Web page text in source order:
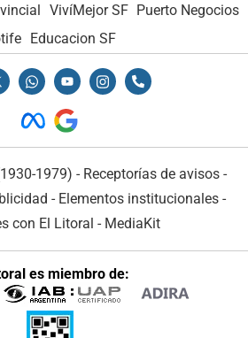
VivíMejor SF Puerto Negocios
Educacion SF
1979) - Receptorías de avisos -
- Elementos institucionales -
con El Litoral - MediaKit
es miembro de: